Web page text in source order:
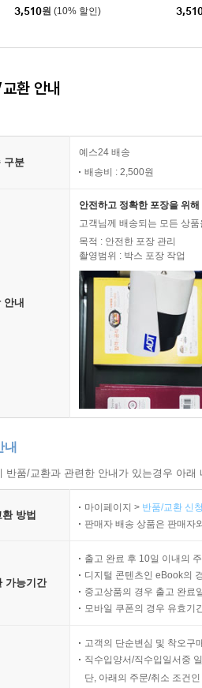
3,510원 (10% 할인)
환 안내
구분
예스24 배송
배송비 : 2,500원
안내
안전하고 정확한 포장을 위
고객님께 배송되는 모든 상
목적 : 안전한 포장 관리
촬영범위 : 박스 포장 작업
내
반품/교환과 관련한 안내가 있는경우 아
방법
마이페이지 > 반품/교환 신
판매자 배송 상품은 판매자
가능기간
출고 완료 후 10일 이내의
디지털 콘텐츠인 eBook의
중고상품의 경우 출고 완료
모바일 쿠폰의 경우 유효기
고객의 단순변심 및 착오구
직수입양서/직수입일서중
단, 아래의 주문/취소 조건